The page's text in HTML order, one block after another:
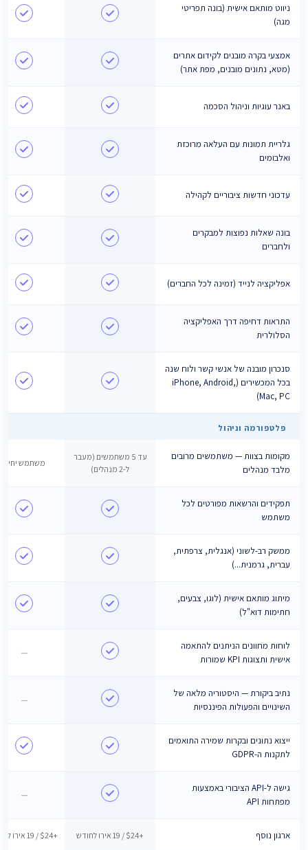
ניווט מותאם אישית (בונה תפריטי
מגה)
אמצעי בקרה מובנים לקידום אתרים
(מטא, נתונים מובנים, מפת אתר)
באנר עוגיות וניהול הסכמה
גלריית תמונות עם העלאה מרוכזת
ואלבומים
עדכוני חדשות ציבוריים לקהילה
בונה שאלות נפוצות למבקרים
ולחברים
אפליקציה לנייד (זמינה לכל החברים)
התראות דחיפה דרך האפליקציה
הסלולרית
סנכרון מובנה של אנשי קשר ולוח שנה
בכל המכשירים (iPhone, Android,
Mac, PC)
פלטפורמה וניהול
מקומות בצוות — משתמשים מרובים
מלבד מנהלים
עד 5 משתמשים (מעבר
ל-2 מנהלים)
משתמש יחיד
תפקידים והרשאות מפורטים לכל
משתמש
ממשק רב-לשוני (אנגלית, צרפתית,
עברית, גרמנית...)
מיתוג מותאם אישית (לוגו, צבעים,
חתימות דוא"ל)
לוחות מחוונים הניתנים להתאמה
אישית ותצוגות KPI שמורות
—
נתיב ביקורת — היסטוריה מלאה של
השינויים והפעולות הפיננסיות
—
ייצוא נתונים ובקרות שמירה התואמים
לתקנות ה-GDPR
גישה ל-API הציבורי באמצעות
מפתחות API
—
ארגון נוסף +$24 / 19 אירו לחודש +$24 / 19 אירו לחודש